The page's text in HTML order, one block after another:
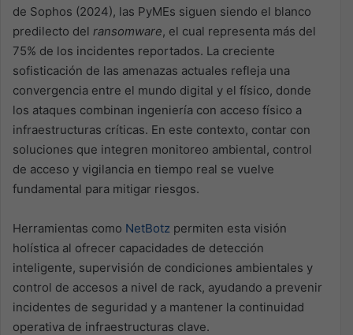
de Sophos (2024), las PyMEs siguen siendo el blanco
predilecto del ransomware, el cual representa más del
75% de los incidentes reportados. La creciente
sofisticación de las amenazas actuales refleja una
convergencia entre el mundo digital y el físico, donde
los ataques combinan ingeniería con acceso físico a
infraestructuras críticas. En este contexto, contar con
soluciones que integren monitoreo ambiental, control
de acceso y vigilancia en tiempo real se vuelve
fundamental para mitigar riesgos.
Herramientas como NetBotz permiten esta visión
holística al ofrecer capacidades de detección
inteligente, supervisión de condiciones ambientales y
control de accesos a nivel de rack, ayudando a prevenir
incidentes de seguridad y a mantener la continuidad
operativa de infraestructuras clave.